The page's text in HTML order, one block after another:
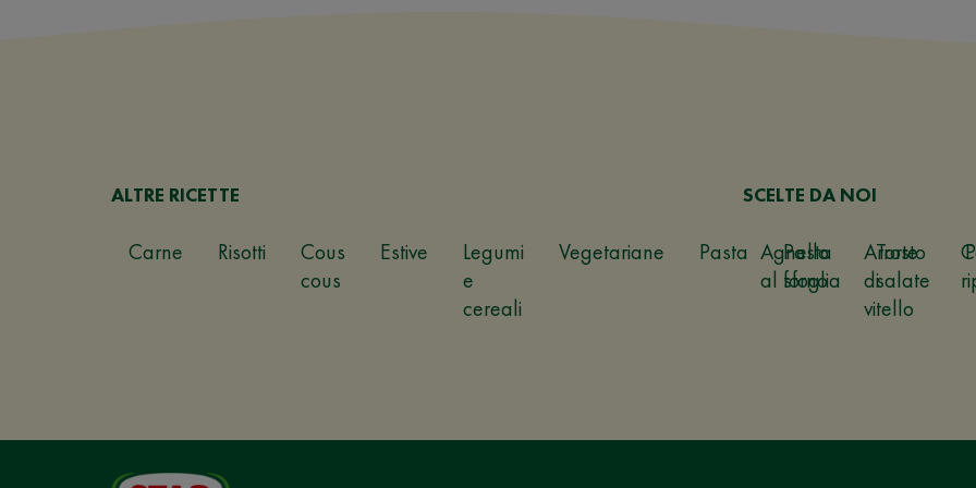
ALTRE RICETTE
Carne Risotti
Cous
cous
Estive
Legumi
e
cereali
Vegetariane Pasta
Pasta
sfoglia
Torte
salate
SCELTE DA NOI
Agnello
al forno
Arrosto
di
vitello